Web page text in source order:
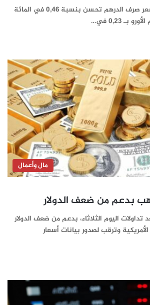
أفاد بنك المغرب بأن سعر صرف الدرهم تحسن بنسبة 0,46 في المائة
بـ 0,23 في…
مال وأعمال
بدعم من ضعف الدولار
اليوم الثلاثاء، بدعم من ضعف الدولار
وترقب لصدور بيانات أسعار